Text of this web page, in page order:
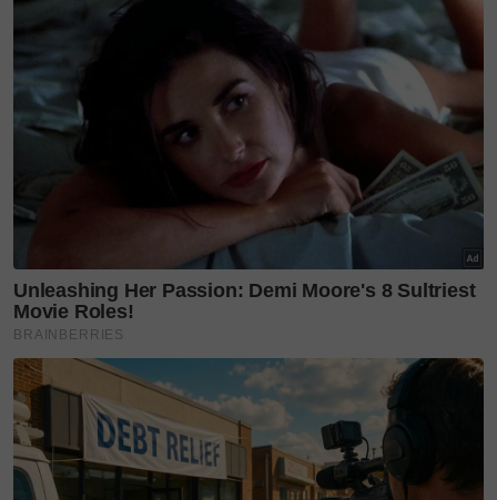
Langkah berkenaan juga dilihat sangat kena dengan
trend semasa memandangkan masyarakat kini lebih
bijak mencari alternatif simpanan yang stabil untuk